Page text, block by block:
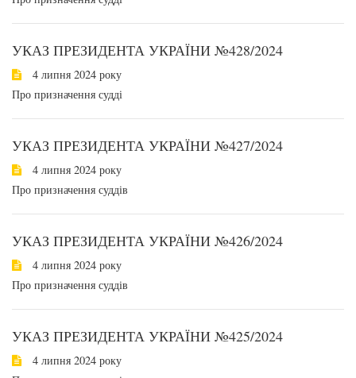
УКАЗ ПРЕЗИДЕНТА УКРАЇНИ №428/2024
4 липня 2024 року
Про призначення судді
УКАЗ ПРЕЗИДЕНТА УКРАЇНИ №427/2024
4 липня 2024 року
Про призначення суддів
УКАЗ ПРЕЗИДЕНТА УКРАЇНИ №426/2024
4 липня 2024 року
Про призначення суддів
УКАЗ ПРЕЗИДЕНТА УКРАЇНИ №425/2024
4 липня 2024 року